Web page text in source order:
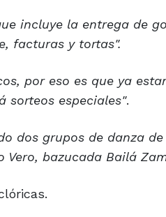
incluye la entrega de
facturas y tortas".
por eso es que ya
sorteos especiales".
dos grupos de danza
Vero, bazucada Bailá